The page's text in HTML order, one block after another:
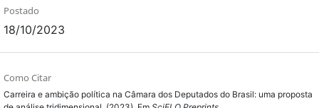
Postado
18/10/2023
Como Citar
Carreira e ambição política na Câmara dos Deputados do Brasil: uma proposta